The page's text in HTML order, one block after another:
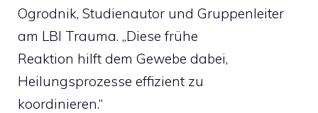
Ogrodnik, Studienautor und Gruppenleiter
am LBI Trauma. „Diese frühe
Reaktion hilft dem Gewebe dabei,
Heilungsprozesse effizient zu
koordinieren.“